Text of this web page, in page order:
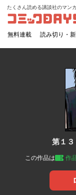
コミック
たくさん読める講談社のマン
無料連載 読み切り・
第１
この作品は 作